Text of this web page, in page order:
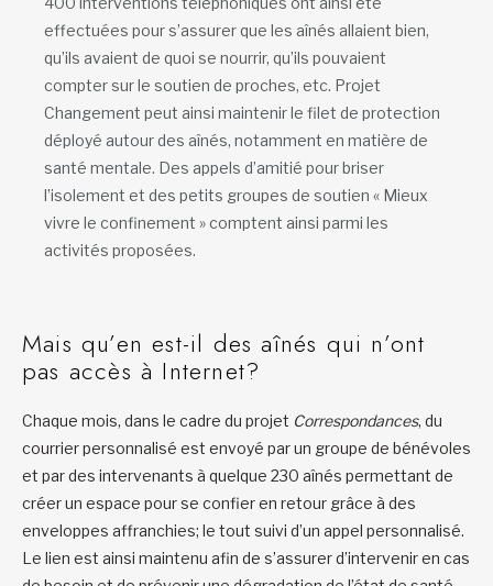
effectuées pour s’assurer que les aînés allaient bien,
qu’ils avaient de quoi se nourrir, qu’ils pouvaient
compter sur le soutien de proches, etc. Projet
Changement peut ainsi maintenir le filet de protection
déployé autour des aînés, notamment en matière de
santé mentale. Des appels d’amitié pour briser
l’isolement et des petits groupes de soutien « Mieux
vivre le confinement » comptent ainsi parmi les
activités proposées.
Mais qu’en est-il des aînés qui n’ont
pas accès à Internet?
Chaque mois, dans le cadre du projet Correspondances, du
courrier personnalisé est envoyé par un groupe de bénévoles
et par des intervenants à quelque 230 aînés permettant de
créer un espace pour se confier en retour grâce à des
enveloppes affranchies; le tout suivi d’un appel personnalisé.
Le lien est ainsi maintenu afin de s’assurer d’intervenir en cas